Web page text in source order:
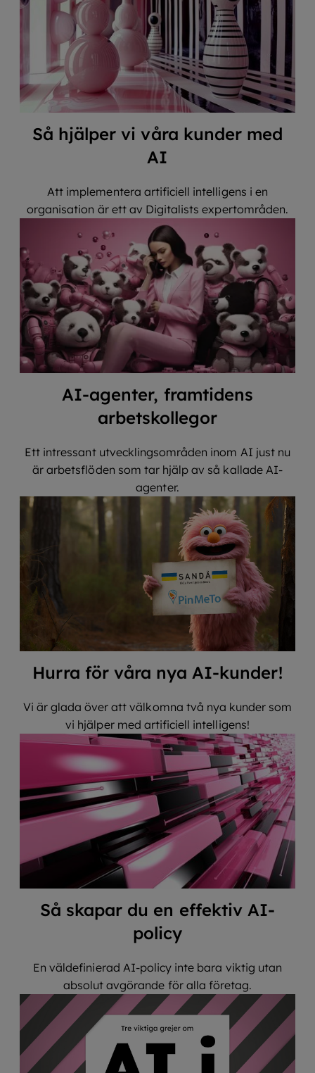
Så hjälper vi våra kunder med
AI
Att implementera artificiell intelligens i en
organisation är ett av Digitalists expertområden.
AI-agenter, framtidens
arbetskollegor
Ett intressant utvecklingsområden inom AI just nu
är arbetsflöden som tar hjälp av så kallade AI-
agenter.
Hurra för våra nya AI-kunder!
Vi är glada över att välkomna två nya kunder som
vi hjälper med artificiell intelligens!
Så skapar du en effektiv AI-
policy
En väldefinierad AI-policy inte bara viktig utan
absolut avgörande för alla företag.